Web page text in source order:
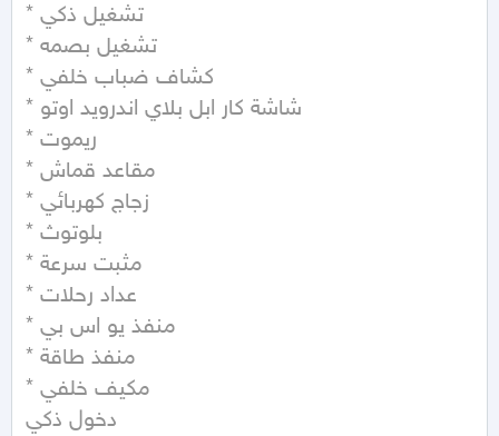
* تشغيل ذكي
* تشغيل بصمه
* كشاف ضباب خلفي
* شاشة كار ابل بلاي اندرويد اوتو
* ريموت
* مقاعد قماش
* زجاج كهربائي
* بلوتوث
* مثبت سرعة
* عداد رحلات
* منفذ يو اس بي
* منفذ طاقة
* مكيف خلفي
دخول ذكي